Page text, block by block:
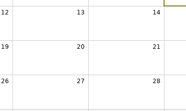
12 13 14
19 20 21
26 27 28